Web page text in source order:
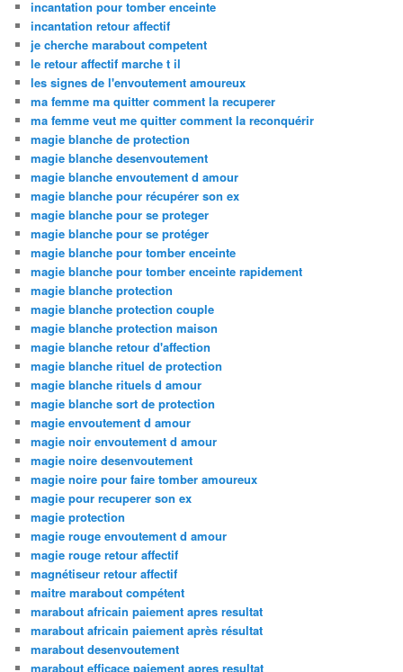
incantation pour tomber enceinte
incantation retour affectif
je cherche marabout competent
le retour affectif marche t il
les signes de l'envoutement amoureux
ma femme ma quitter comment la recuperer
ma femme veut me quitter comment la reconquérir
magie blanche de protection
magie blanche desenvoutement
magie blanche envoutement d amour
magie blanche pour récupérer son ex
magie blanche pour se proteger
magie blanche pour se protéger
magie blanche pour tomber enceinte
magie blanche pour tomber enceinte rapidement
magie blanche protection
magie blanche protection couple
magie blanche protection maison
magie blanche retour d'affection
magie blanche rituel de protection
magie blanche rituels d amour
magie blanche sort de protection
magie envoutement d amour
magie noir envoutement d amour
magie noire desenvoutement
magie noire pour faire tomber amoureux
magie pour recuperer son ex
magie protection
magie rouge envoutement d amour
magie rouge retour affectif
magnétiseur retour affectif
maitre marabout compétent
marabout africain paiement apres resultat
marabout africain paiement après résultat
marabout desenvoutement
marabout efficace paiement apres resultat